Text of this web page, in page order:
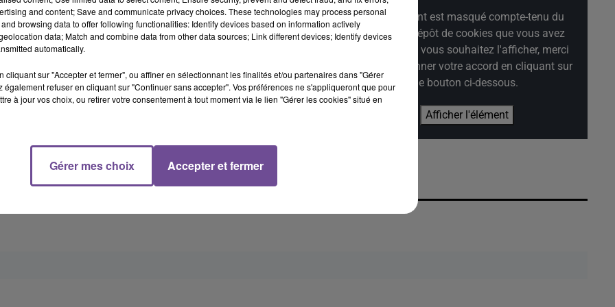
flashé à 165 km/h"
de la vitesse des véhicules était également mis en œuvre. A
routier somme toute assez dense, les infractions suivantes
de chargement autorisé (poids lourd) . 1 défaut d'arrimage de
(poids lourd) . 2 conduites de véhicule sous l'emprise
dont un de plus de 50 km/h par un jeune conducteur
immédiate de son permis de conduire et mise en fourrière de
Cet élément est masqué compte-tenu du
refus du dépôt de cookies que vous avez
exprimé. Si vous souhaitez l'afficher, merci
de nous donner votre accord en cliquant sur
le bouton ci-dessous.
Afficher l'élément
and content; Save and communicate privacy choices. These technologies may process personal
browsing data to offer following functionalities: Identify devices based on information actively
data; Match and combine data from other data sources; Link different devices; Identify devices
automatically.
cliquant sur "Accepter et fermer", ou affiner en sélectionnant les finalités et/ou partenaires dans "Gérer
également refuser en cliquant sur "Continuer sans accepter". Vos préférences ne s'appliqueront que pour
à jour vos choix, ou retirer votre consentement à tout moment via le lien "Gérer les cookies" situé en
Gérer mes choix Accepter et fermer